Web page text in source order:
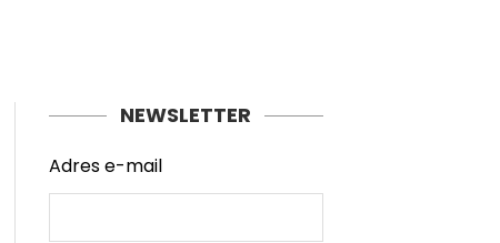
NEWSLETTER
Adres e-mail